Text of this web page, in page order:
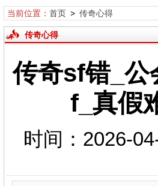
当前位置： 首页> 传奇心得
传奇心得
传奇sf错_公
f_真假
时间：2026-